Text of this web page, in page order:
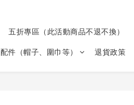
五折專區（此活動商品不退不換）
配件（帽子、圍巾等） 退貨政策